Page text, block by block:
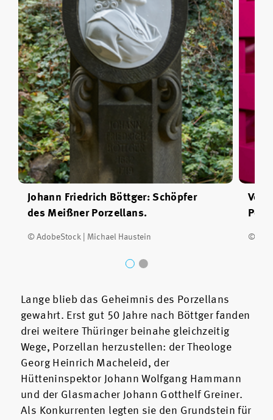
Johann Friedrich Böttger: Schöpfer
des Meißner Porzellans.
© AdobeStock | Michael Haustein
Von
© Das
Lange blieb das Geheimnis des Porzellans
gewahrt. Erst gut 50 Jahre nach Böttger fanden
drei weitere Thüringer beinahe gleichzeitig
Wege, Porzellan herzustellen: der Theologe
Georg Heinrich Macheleid, der
Hütteninspektor Johann Wolfgang Hammann
und der Glasmacher Johann Gotthelf Greiner.
Als Konkurrenten legten sie den Grundstein für